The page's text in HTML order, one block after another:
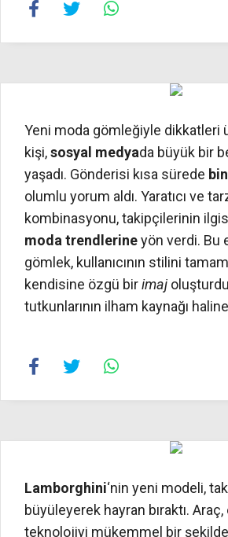
Yeni moda gömleğiyle dikkatleri
kişi,sosyal medyada büyük bir
yaşadı. Gönderisi kısa sürede
olumlu yorum aldı. Yaratıcı ve
kombinasyonu, takipçilerinin
moda trendlerineyön verdi. Bu
gömlek, kullanıcının stilini
kendisine özgü birimaj
tutkunlarının ilham kaynağı
Lamborghini‘nin yeni modeli,
büyüleyerek hayran bıraktı.
teknolojiyi mükemmel bir